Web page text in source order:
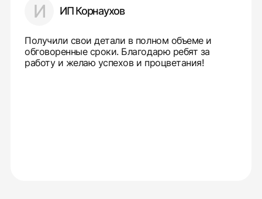
И ИП Корнаухов
Получили свои детали в полном объеме и
обговоренные сроки. Благодарю ребят за
работу и желаю успехов и процветания!